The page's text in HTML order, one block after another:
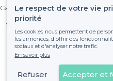
Gagnez de nombreux clients
Pas de commissions et sans
fixe sans risque de
Référencer mon
Le respect de votre vie
priorité
Les cookies nous permettent de
les annonces, d'offrir des
sociaux et d'analyser notre trafic.
En savoir plus
Refuser Accepter et